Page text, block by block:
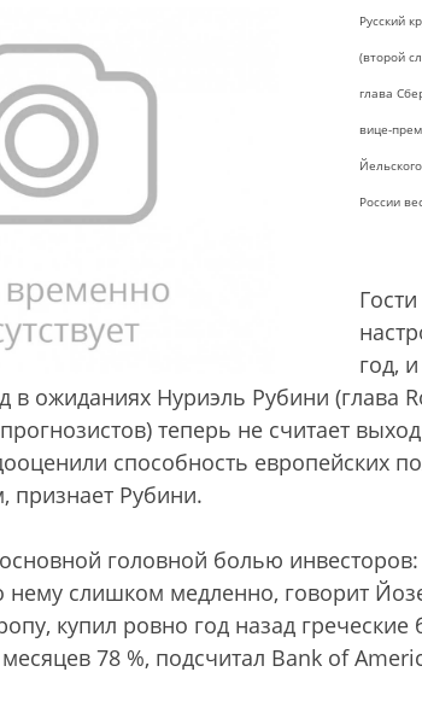
Русский
(второй
глава
вице-
России
год,
в ожиданиях Нуриэль Рубини (глава
теперь не считает
способность европейских
признает Рубини.
головной болью
нему слишком медленно, говорит
купил ровно год назад
78 %, подсчитал Bank of